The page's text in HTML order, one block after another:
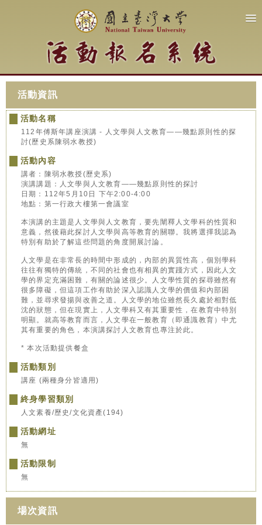
活動資訊
活動名稱
112年傅斯年講座演講 - 人文學與人文教育——幾點原則性的探
討(歷史系陳弱水教授)
活動內容
講者：陳弱水教授(歷史系)
演講講題：人文學與人文教育——幾點原則性的探討
日期：112年5月10日 下午2:00-4:00
地點：第一行政大樓第一會議室
本演講的主題是人文學與人文教育，要先闡釋人文學科的性質和
意義，然後藉此探討人文學與高等教育的關聯。我將選擇我認為
特別有助於了解這些問題的角度開展討論。
人文學是在非常長的時間中形成的，內部的異質性高，個別學科
往往有獨特的傳統，不同的社會也有相異的實踐方式，因此人文
學的界定充滿困難，有關的論述很少。人文學性質的探尋雖然有
很多障礙，但這項工作有助於深入認識人文學的價值和內部困
難，並尋求發揚與改善之道。人文學的地位雖然長久處於相對低
沈的狀態，但在現實上，人文學科又有其重要性，在教育中特別
明顯。就高等教育而言，人文學在一般教育（即通識教育）中尤
其有重要的角色，本演講探討人文教育也專注於此。
* 本次活動提供餐盒
活動類別
講座 (兩種身分皆適用)
終身學習類別
人文素養/歷史/文化資產(194)
活動網址
無
活動限制
無
場次資訊